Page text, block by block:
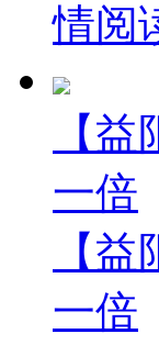
情阅
【
一倍
【
一倍